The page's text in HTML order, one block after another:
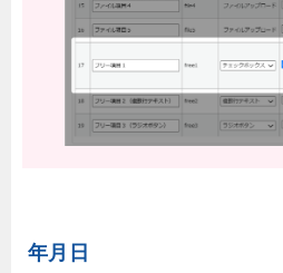
年月日